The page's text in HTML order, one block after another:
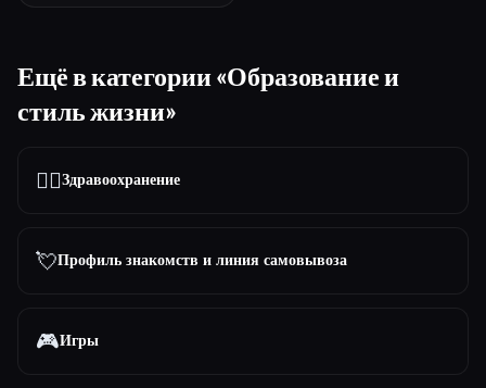
Ещё в категории «Образование и
стиль жизни»
👩‍⚕️Здравоохранение
💘Профиль знакомств и линия самовывоза
🎮Игры